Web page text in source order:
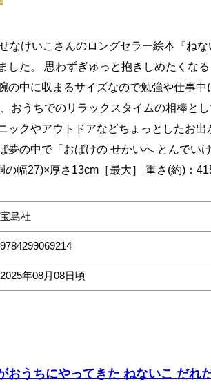
なけいこさんのロングセラー絵本『ね
した。 思わずぎゅっと抱きしめたくな
の中に収まるサイズなので勉強や仕事
おうちでのリラックスタイムの相棒と
ックやアウトドアなどちょっとしたお出
夢の中で「おばけの せかいへ とんでい
の幅27)×厚さ13cm［最大］ 重さ(約)：
宝島社
9784299069214
2025年08月08日頃
おうちにやってきた ねないこ だれ